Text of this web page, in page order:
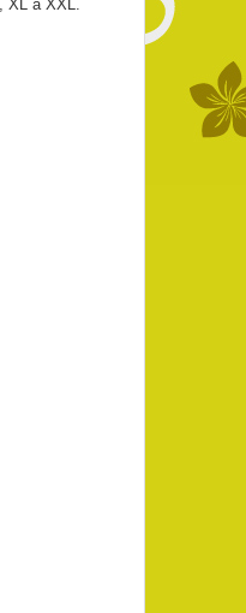
XL a XXL.